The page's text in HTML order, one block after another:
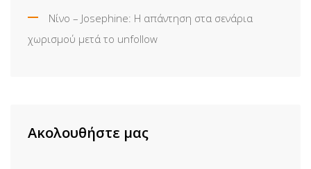
Νίνο – Josephine: Η απάντηση στα σενάρια
χωρισμού μετά το unfollow
Ακολουθήστε μας